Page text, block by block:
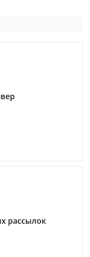
рассылок